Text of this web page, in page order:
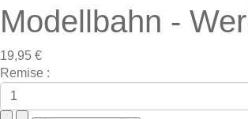
Modellbahn -
19,95 €
Remise :